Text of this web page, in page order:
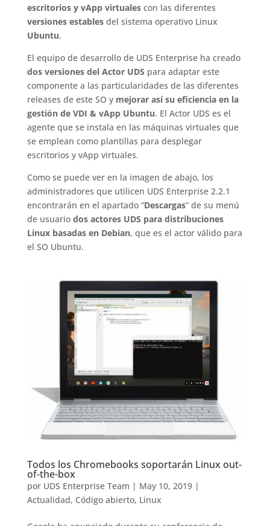
escritorios y vApp virtualescon las diferentes
versiones establesdel sistema operativo Linux
Ubuntu.
El equipo de desarrollo de UDS Enterprise ha creado
dos versiones del Actor UDS para adaptar este
componente a las particularidades de las diferentes
releases de este SO y mejorar así su eficiencia en la
gestión de VDI & vApp Ubuntu. El Actor UDS es el
agente que se instala en las máquinas virtuales que
se emplean como plantillas para desplegar
escritorios y vApp virtuales.
Como se puede ver en la imagen de abajo, los
administradores que utilicen UDS Enterprise 2.2.1
encontrarán en el apartado “Descargas” de su menú
de usuario dos actores UDS para distribuciones
Linux basadas en Debian, que es el actor válido para
el SO Ubuntu.
Todos los Chromebooks soportarán Linux out-
of-the-box
por UDS Enterprise Team | May 10, 2019|
Actualidad, Código abierto, Linux